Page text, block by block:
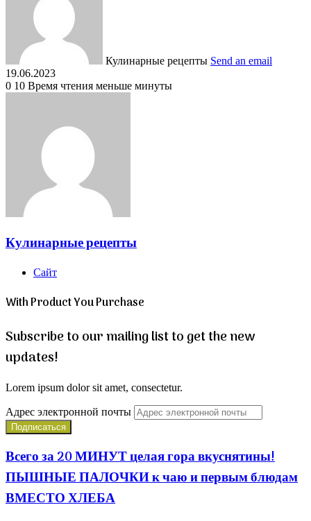
Кулинарные рецепты Send an email
19.06.2023
0 10 Время чтения меньше минуты
Кулинарные рецепты
Сайт
With Product You Purchase
Subscribe to our mailing list to get the new
updates!
Lorem ipsum dolor sit amet, consectetur.
Адрес электронной почты
Всего за 20 МИНУТ целая гора вкуснятины!
ПЫШНЫЕ ПАЛОЧКИ к чаю и первым блюдам
ВМЕСТО ХЛЕБА